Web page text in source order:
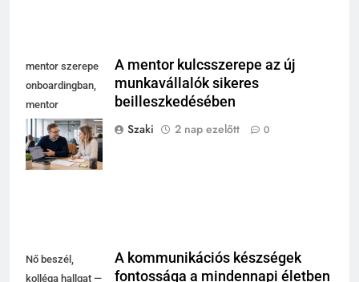
mentor szerepe
onboardingban,
mentor
magyaráz
laptopnál, új
kolléga jegyzetel
A mentor kulcsszerepe az új
munkavállalók sikeres
beilleszkedésében
Szaki
2 nap ezelőtt 0
Nő beszél,
kolléga hallgat —
A kommunikációs készségek
fontossága a mindennapi életben